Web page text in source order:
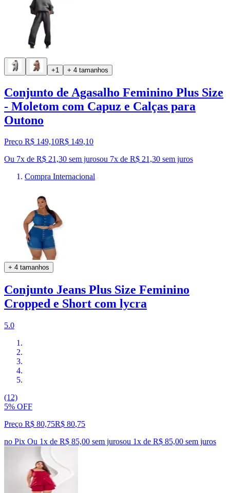
+1 + 4 tamanhos
Conjunto de Agasalho Feminino Plus Size
- Moletom com Capuz e Calças para
Outono
Preço R$ 149,10R$ 149,10
Ou 7x de R$ 21,30 sem jurosou 7x de R$ 21,30 sem juros
Compra Internacional
+ 4 tamanhos
Conjunto Jeans Plus Size Feminino
Cropped e Short com lycra
5.0
(12)
5% OFF
Preço R$ 80,75R$ 80,75
no Pix Ou 1x de R$ 85,00 sem jurosou 1x de R$ 85,00 sem juros